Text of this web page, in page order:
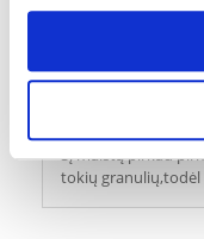
Violeta
Šį maistą pirkau
tokių granulių,todėl